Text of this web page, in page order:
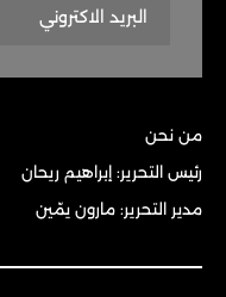
من نحن
رئيس التحرير: إبراهيم ريحان
مدير التحرير: مارون يمّين